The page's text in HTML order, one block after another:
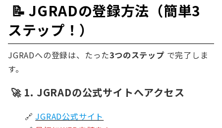
📝 JGRADの登録方法（簡単3
ステップ！）
JGRADへの登録は、たった3つのステップ で完了しま
す。
🚀 1. JGRADの公式サイトへアクセス
🔗 JGRAD公式サイト